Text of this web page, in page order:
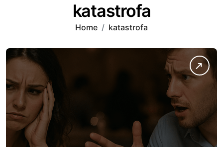
katastrofa
Home katastrofa